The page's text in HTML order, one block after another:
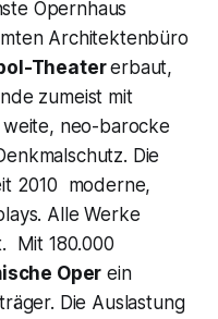
Opernhaus
Architektenbüro
Theatererbaut,
zumeist mit
neo-barocke
Die
2010 moderne,
Alle Werke
Mit 180.000
Oper ein
Die Auslastung